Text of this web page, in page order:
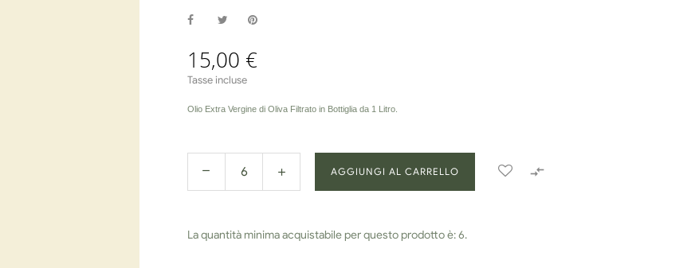
15,00 €
Tasse incluse
Olio Extra Vergine di Oliva Filtrato in Bottiglia da 1 Litro.
AGGIUNGI AL CARRELLO 
La quantità minima acquistabile per questo prodotto è: 6.